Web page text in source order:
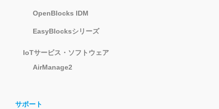
OpenBlocks IDM
EasyBlocksシリーズ
IoTサービス・ソフトウェア
AirManage2
サポート